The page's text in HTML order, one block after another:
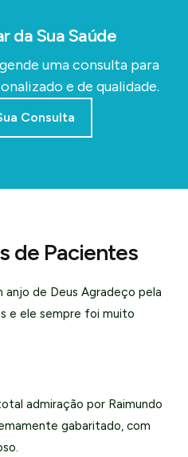
da Sua Saúde
uma consulta para
e de qualidade.
Consulta
de Pacientes
de Deus Agradeço pela
e ele sempre foi muito
admiração por Raimundo
gabaritado, com